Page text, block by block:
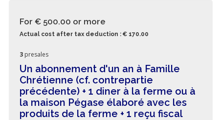
For € 500.00 or more
Actual cost after tax deduction : € 170.00
3 presales
Un abonnement d'un an à Famille
Chrétienne (cf. contrepartie
précédente) + 1 diner à la ferme ou à
la maison Pégase élaboré avec les
produits de la ferme + 1 reçu fiscal